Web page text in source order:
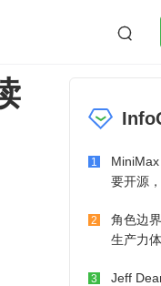

作
微服务架构
1
要开源
2
角色边
生产力
3
Jeff